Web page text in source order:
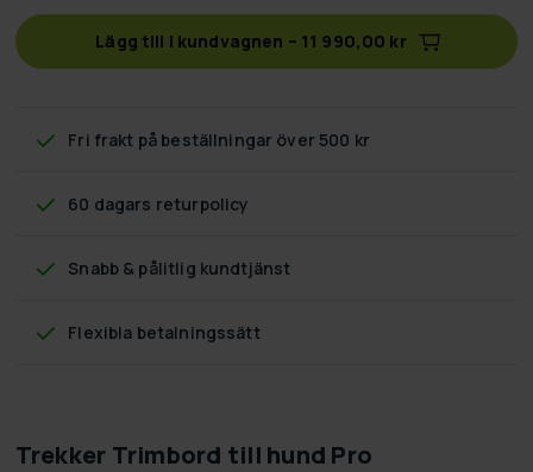
Lägg till i kundvagnen – 11 990,00 kr
Fri frakt på beställningar över 500 kr
60 dagars returpolicy
Snabb & pålitlig kundtjänst
Flexibla betalningssätt
Trekker Trimbord till hund Pro